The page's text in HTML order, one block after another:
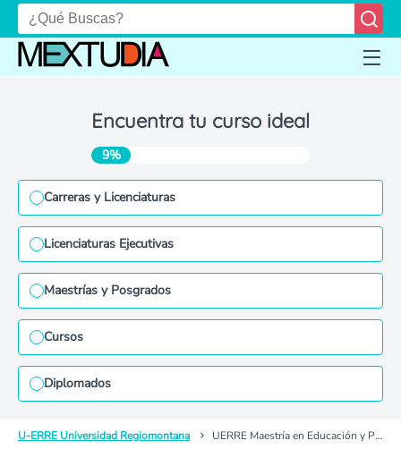
Encuentra tu curso ideal
9%
Carreras y Licenciaturas
Licenciaturas Ejecutivas
Maestrías y Posgrados
Cursos
Diplomados
U-ERRE Universidad Regiomontana UERRE Maestría en Educación y Psicología Educativa